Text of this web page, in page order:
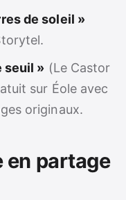
de soleil »
seuil » (Le Castor
sur Éole avec
originaux.
en partage